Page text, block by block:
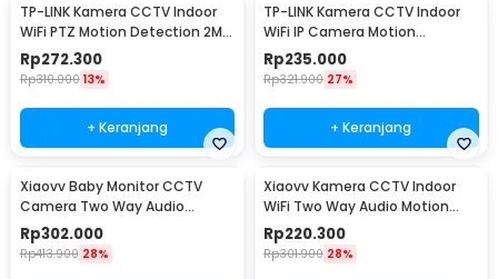
TP-LINK Kamera CCTV Indoor
WiFi PTZ Motion Detection 2MP
1080P - Tapo C200
Rp272.300
Rp310.000 13%
+ Keranjang
TP-LINK Kamera CCTV Indoor
WiFi IP Camera Motion
Detection 2MP 1080P - Tapo
C100
Rp235.000
Rp321.900 27%
+ Keranjang
Xiaovv Baby Monitor CCTV
Camera Two Way Audio
Motion Detection WiFi 2K -
XVV-3130S-BM-C1
Rp302.000
Rp413.900 28%
Xiaovv Kamera CCTV Indoor
WiFi Two Way Audio Motion
Detection 3MP 2K - XVV-
3630S-Q2
Rp220.300
Rp301.900 28%